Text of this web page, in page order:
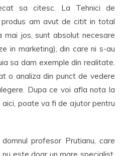
sa citesc. La Tehnici de
am avut de citit in total
mai jos, sunt absolut necesare
in marketing), din care ni s-au
sa dam exemple din realitate.
o analiza din punct de vedere
Dupa ce voi afla nota la
poate va fi de ajutor pentru
profesor Prutianu, care